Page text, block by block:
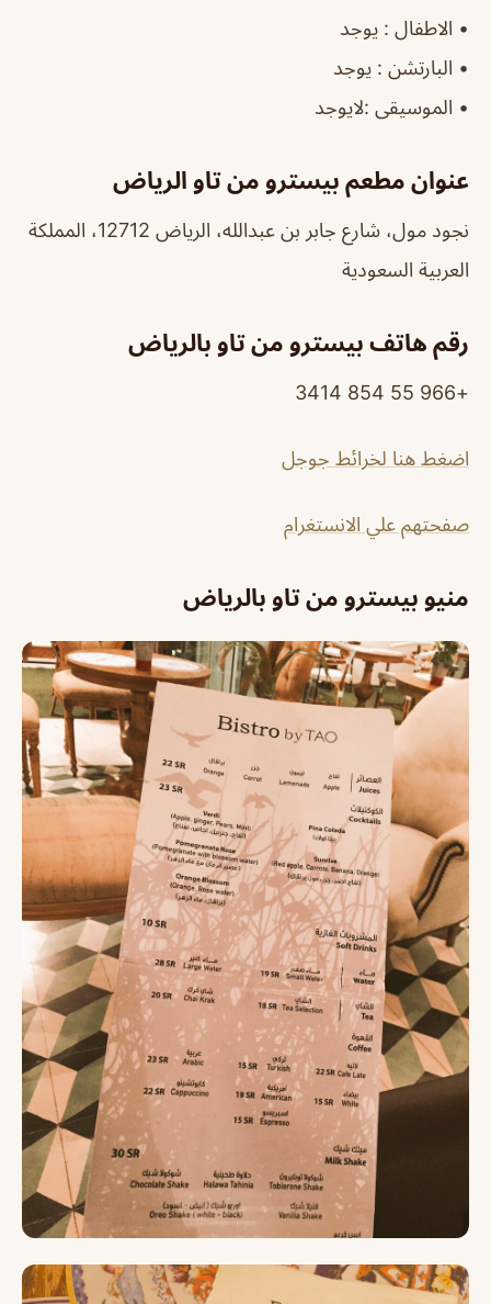
‏• الاطفال : يوجد
‏• البارتشن : يوجد
‏• الموسيقى :لايوجد
عنوان مطعم بيسترو من تاو الرياض
نجود مول، شارع جابر بن عبدالله، الرياض 12712، المملكة
العربية السعودية
رقم هاتف بيسترو من تاو بالرياض
+966 55 854 3414
اضغط هنا لخرائط جوجل
صفحتهم علي الانستغرام
منيو بيسترو من تاو بالرياض